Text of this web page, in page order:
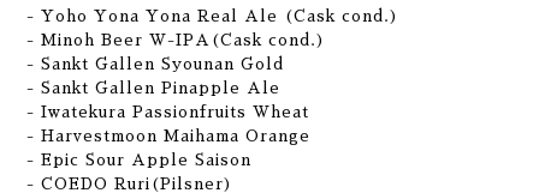
- Yoho Yona Yona Real Ale (Cask cond.)
- Minoh Beer W-IPA(Cask cond.)
- Sankt Gallen Syounan Gold
- Sankt Gallen Pinapple Ale
- Iwatekura Passionfruits Wheat
- Harvestmoon Maihama Orange
- Epic Sour Apple Saison
- COEDO Ruri(Pilsner)